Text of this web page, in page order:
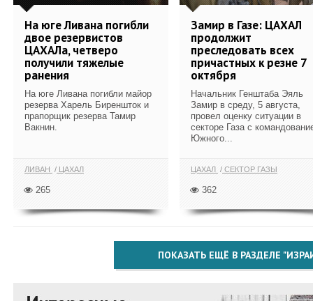
На юге Ливана погибли
двое резервистов
ЦАХАЛа, четверо
получили тяжелые
ранения
На юге Ливана погибли майор
резерва Харель Биреншток и
прапорщик резерва Тамир
Вакнин.
ЛИВАН ЦАХАЛ
265
Замир в Газе: ЦАХАЛ
продолжит
преследовать всех
причастных к резне 7
октября
Начальник Генштаба Эяль
Замир в среду, 5 августа,
провел оценку ситуации в
секторе Газа с
Южного...
ЦАХАЛ СЕКТОР ГАЗЫ
362
ПОКАЗАТЬ ЕЩЁ В РАЗДЕЛЕ